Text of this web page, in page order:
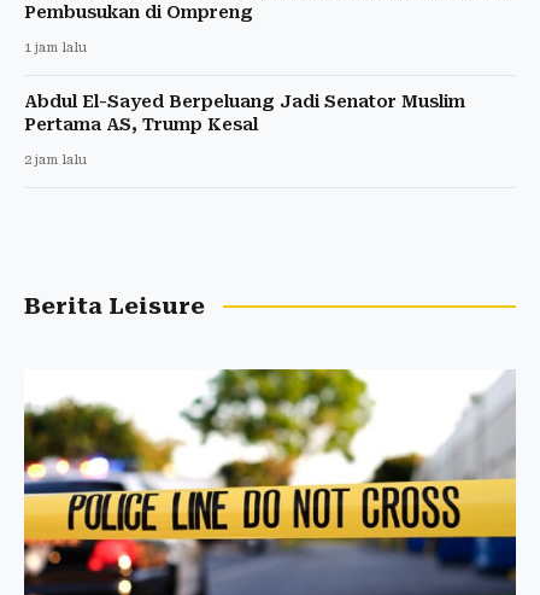
Pembusukan di Ompreng
1 jam lalu
Abdul El-Sayed Berpeluang Jadi Senator Muslim
Pertama AS, Trump Kesal
2 jam lalu
Berita Leisure